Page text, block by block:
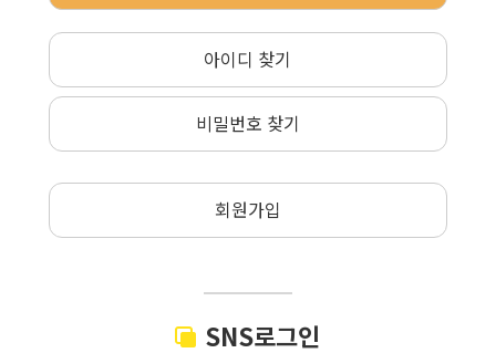
아이디 찾기
비밀번호 찾기
회원가입
SNS로그인